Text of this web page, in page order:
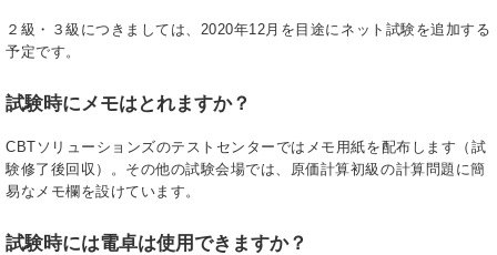
２級・３級につきましては、2020年12月を目途にネット試験を追加する
予定です。
試験時にメモはとれますか？
CBTソリューションズのテストセンターではメモ用紙を配布します（試
験修了後回収）。その他の試験会場では、原価計算初級の計算問題に簡
易なメモ欄を設けています。
試験時には電卓は使用できますか？